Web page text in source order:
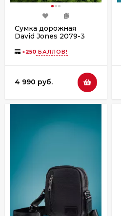
Сумка дорожная
David Jones 2079-3
+250 БАЛЛОВ!
4 990 руб.